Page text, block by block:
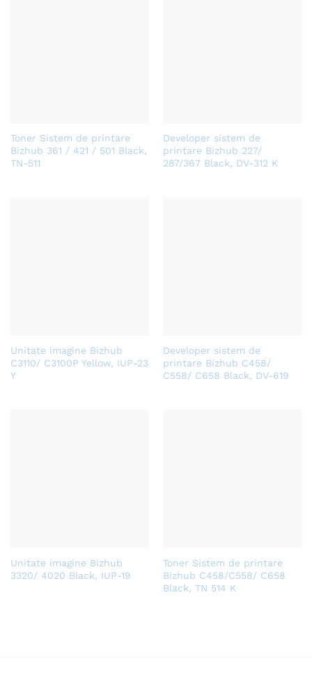
Toner Sistem de printare
Bizhub 361 / 421 / 501 Black,
TN-511
Developer sistem de
printare Bizhub 227/
287/367 Black, DV-312 K
Unitate imagine Bizhub
C3110/ C3100P Yellow, IUP-23
Y
Developer sistem de
printare Bizhub C458/
C558/ C658 Black, DV-619
Unitate imagine Bizhub
3320/ 4020 Black, IUP-19
Toner Sistem de printare
Bizhub C458/C558/ C658
Black, TN 514 K